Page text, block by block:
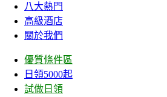
八大熱門
高級酒店
關於我們
優質條件區
日領5000起
試做日領